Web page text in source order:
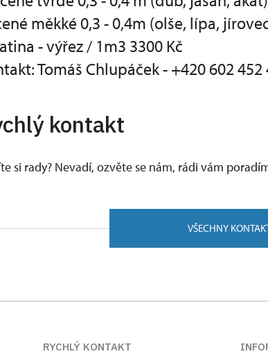
měkké 0,3 - 0,4m (olše, lípa,
- výřez / 1m3 3300 Kč
Tomáš Chlupáček - +420 602 452
kontakt
si rady? Nevadí, ozvěte se nám, rádi vám
VŠECHNY
RYCHLÝ KONTAKT